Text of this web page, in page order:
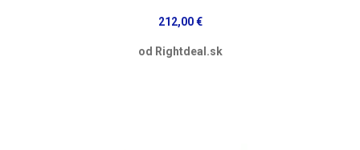
212,00 €
od Rightdeal.sk